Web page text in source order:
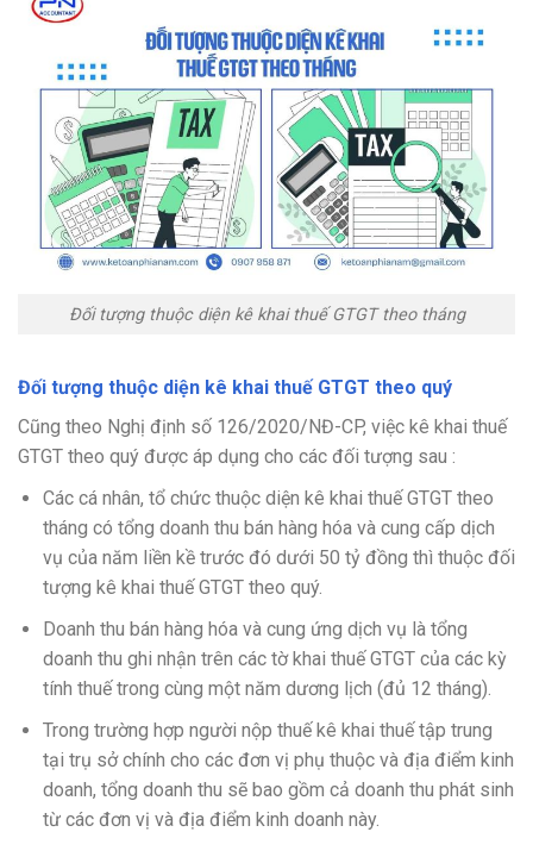
Đối tượng thuộc diện kê khai thuế GTGT theo tháng
Đối tượng thuộc diện kê khai thuế GTGT theo quý
Cũng theo Nghị định số 126/2020/NĐ-CP, việc kê khai thuế
GTGT theo quý được áp dụng cho các đối tượng sau :
Các cá nhân, tổ chức thuộc diện kê khai thuế GTGT theo
tháng có tổng doanh thu bán hàng hóa và cung cấp dịch
vụ của năm liền kề trước đó dưới 50 tỷ đồng thì thuộc đối
tượng kê khai thuế GTGT theo quý.
Doanh thu bán hàng hóa và cung ứng dịch vụ là tổng
doanh thu ghi nhận trên các tờ khai thuế GTGT của các kỳ
tính thuế trong cùng một năm dương lịch (đủ 12 tháng).
Trong trường hợp người nộp thuế kê khai thuế tập trung
tại trụ sở chính cho các đơn vị phụ thuộc và địa điểm kinh
doanh, tổng doanh thu sẽ bao gồm cả doanh thu phát sinh
từ các đơn vị và địa điểm kinh doanh này.